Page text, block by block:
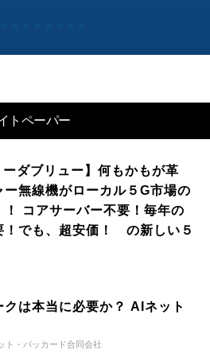
トペーパー
ダブリュー】何もかもが革
無線機がローカル５G市場の
！ コアサーバー不要！毎年の
！でも、超安価！ の新しい５
は本当に必要か？ AIネット
ト・パッカード合同会社